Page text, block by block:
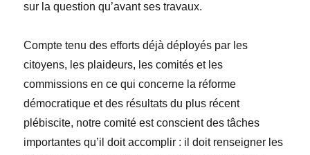
sur la question qu’avant ses travaux.
Compte tenu des efforts déjà déployés par les
citoyens, les plaideurs, les comités et les
commissions en ce qui concerne la réforme
démocratique et des résultats du plus récent
plébiscite, notre comité est conscient des tâches
importantes qu’il doit accomplir : il doit renseigner les